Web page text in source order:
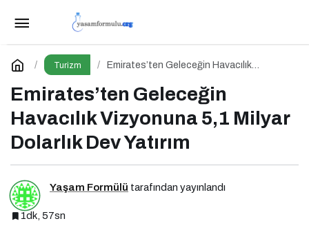
Turizm
Emirates’ten Geleceğin Havacılık
Emirates’ten Geleceğin
Havacılık Vizyonuna 5,1 Milyar
Dolarlık Dev Yatırım
Yaşam Formülü tarafından yayınlandı
1dk, 57sn
Gaziantep Turizmde Dijital Çağı Başlattı
Yorum Yap